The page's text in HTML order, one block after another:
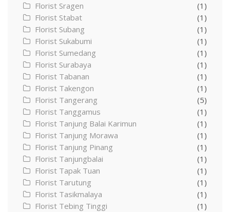
Florist Sragen
(1)
Florist Stabat
(1)
Florist Subang
(1)
Florist Sukabumi
(1)
Florist Sumedang
(1)
Florist Surabaya
(1)
Florist Tabanan
(1)
Florist Takengon
(1)
Florist Tangerang
(5)
Florist Tanggamus
(1)
Florist Tanjung Balai Karimun
(1)
Florist Tanjung Morawa
(1)
Florist Tanjung Pinang
(1)
Florist Tanjungbalai
(1)
Florist Tapak Tuan
(1)
Florist Tarutung
(1)
Florist Tasikmalaya
(1)
Florist Tebing Tinggi
(1)